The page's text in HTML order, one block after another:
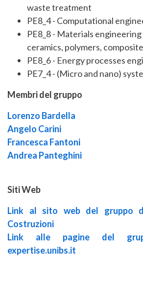
waste treatment
PE8_4 - Computational
PE8_8 - Materials engineering
ceramics, polymers,
PE8_6 - Energy processes
PE7_4 - (Micro and nano)
Membri del gruppo
Lorenzo Bardella
Angelo Carini
Francesca Fantoni
Andrea Panteghini
Siti Web
Link al sito web del gruppo
Costruzioni
Link alle pagine del
expertise.unibs.it